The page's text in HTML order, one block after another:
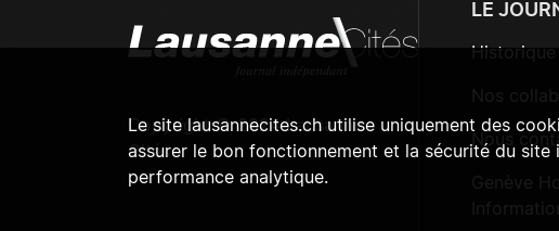
Copyright © 2024 Lausanne
Cités
LE
Historique
Nous
Le site lausannecites.ch utilise uniquement des
assurer le bon fonctionnement et la sécurité du site
performance analytique.